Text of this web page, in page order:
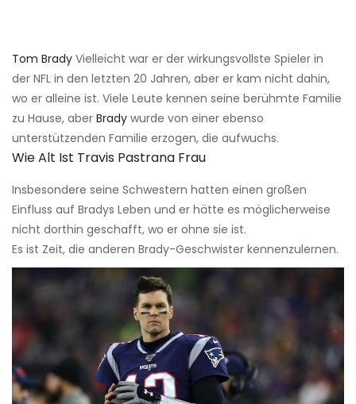
Tom Brady Vielleicht war er der wirkungsvollste Spieler in
der NFL in den letzten 20 Jahren, aber er kam nicht dahin,
wo er alleine ist. Viele Leute kennen seine berühmte Familie
zu Hause, aber Brady wurde von einer ebenso
unterstützenden Familie erzogen, die aufwuchs.
Wie Alt Ist Travis Pastrana Frau
Insbesondere seine Schwestern hatten einen großen
Einfluss auf Bradys Leben und er hätte es möglicherweise
nicht dorthin geschafft, wo er ohne sie ist.
Es ist Zeit, die anderen Brady-Geschwister kennenzulernen.